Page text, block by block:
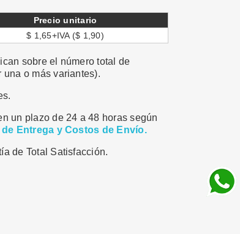
Precio unitario
$ 1,65+IVA ($ 1,90)
sobre el número total de
o más variantes).
un plazo de 24 a 48 horas según
de Entrega y Costos de Envío.
de Total Satisfacción.